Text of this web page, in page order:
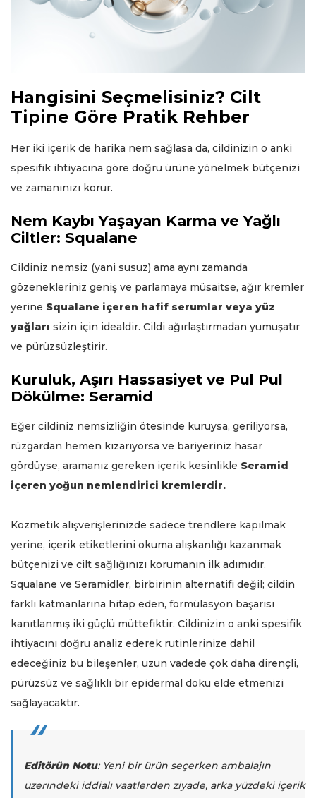
Hangisini Seçmelisiniz? Cilt
Tipine Göre Pratik Rehber
Her iki içerik de harika nem sağlasa da, cildinizin o anki
spesifik ihtiyacına göre doğru ürüne yönelmek bütçenizi
ve zamanınızı korur.
Nem Kaybı Yaşayan Karma ve Yağlı
Ciltler: Squalane
Cildiniz nemsiz (yani susuz) ama aynı zamanda
gözenekleriniz geniş ve parlamaya müsaitse, ağır kremler
yerine Squalane içeren hafif serumlar veya yüz
yağları sizin için idealdir. Cildi ağırlaştırmadan yumuşatır
ve pürüzsüzleştirir.
Kuruluk, Aşırı Hassasiyet ve Pul Pul
Dökülme: Seramid
Eğer cildiniz nemsizliğin ötesinde kuruysa, geriliyorsa,
rüzgardan hemen kızarıyorsa ve bariyeriniz hasar
gördüyse, aramanız gereken içerik kesinlikle Seramid
içeren yoğun nemlendirici kremlerdir.
Kozmetik alışverişlerinizde sadece trendlere kapılmak
yerine, içerik etiketlerini okuma alışkanlığı kazanmak
bütçenizi ve cilt sağlığınızı korumanın ilk adımıdır.
Squalane ve Seramidler, birbirinin alternatifi değil; cildin
farklı katmanlarına hitap eden, formülasyon başarısı
kanıtlanmış iki güçlü müttefiktir. Cildinizin o anki spesifik
ihtiyacını doğru analiz ederek rutinlerinize dahil
edeceğiniz bu bileşenler, uzun vadede çok daha dirençli,
pürüzsüz ve sağlıklı bir epidermal doku elde etmenizi
sağlayacaktır.
Editörün Notu: Yeni bir ürün seçerken ambalajın
üzerindeki iddialı vaatlerden ziyade, arka yüzdeki içerik